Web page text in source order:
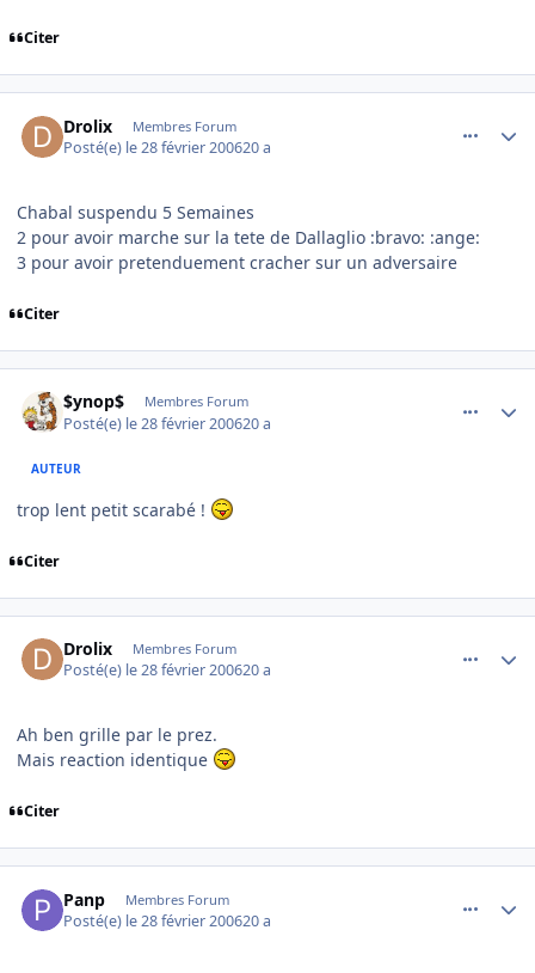
Citer
Drolix Membres Forum
Posté(e) le 28 février 200620 a
Chabal suspendu 5 Semaines
2 pour avoir marche sur la tete de Dallaglio :bravo: :ange:
3 pour avoir pretenduement cracher sur un adversaire
Citer
$ynop$ Membres Forum
Posté(e) le 28 février 200620 a
AUTEUR
trop lent petit scarabé !
Citer
Drolix Membres Forum
Posté(e) le 28 février 200620 a
Ah ben grille par le prez.
Mais reaction identique
Citer
Panp Membres Forum
Posté(e) le 28 février 200620 a